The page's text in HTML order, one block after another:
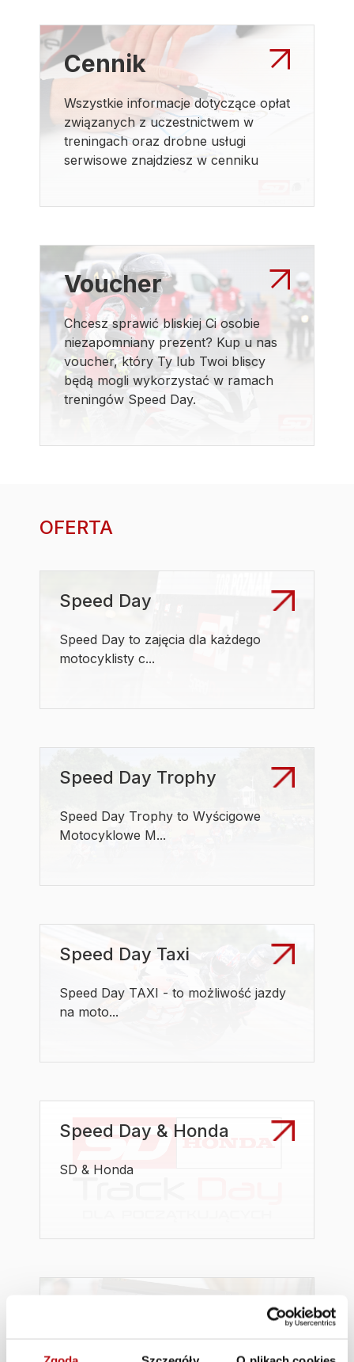
Cennik
Wszystkie informacje dotyczące opłat
związanych z uczestnictwem w
treningach oraz drobne usługi
serwisowe znajdziesz w cenniku
Voucher
Chcesz sprawić bliskiej Ci osobie
niezapomniany prezent? Kup u nas
voucher, który Ty lub Twoi bliscy
będą mogli wykorzystać w ramach
treningów Speed Day.
OFERTA
Speed Day
Speed Day to zajęcia dla każdego
motocyklisty c...
Speed Day Trophy
Speed Day Trophy to Wyścigowe
Motocyklowe M...
Speed Day Taxi
Speed Day TAXI - to możliwość jazdy
na moto...
Speed Day & Honda
SD & Honda